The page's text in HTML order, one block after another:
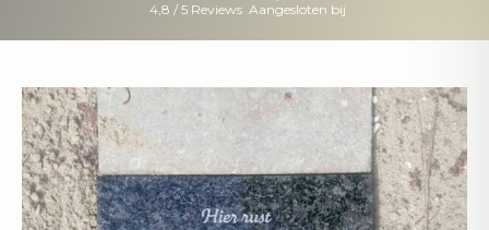
4,8 / 5 Reviews Aangesloten bij